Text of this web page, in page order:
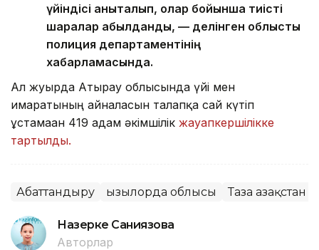
үйіндісі анықталып, олар бойынша тиісті
шаралар қабылданды, — делінген облыстық
полиция департаментінің
хабарламасында.
Ал жуырда Атырау облысында үйі мен
ғимаратының айналасын талапқа сай күтіп
ұстамаған 419 адам әкімшілік жауапкершілікке
тартылды.
Абаттандыру Қызылорда облысы Таза Қазақстан
Назерке Саниязова
Авторлар